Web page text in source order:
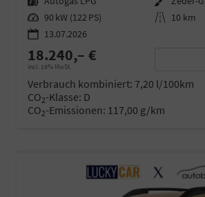
Leistung 90 kW (122 PS) Kilometerstand 10 km
13.07.2026
18.240,– €
incl. 19% MwSt.
Verbrauch kombiniert: 7,20 l/100km
CO2-Klasse: D
CO2-Emissionen: 117,00 g/km